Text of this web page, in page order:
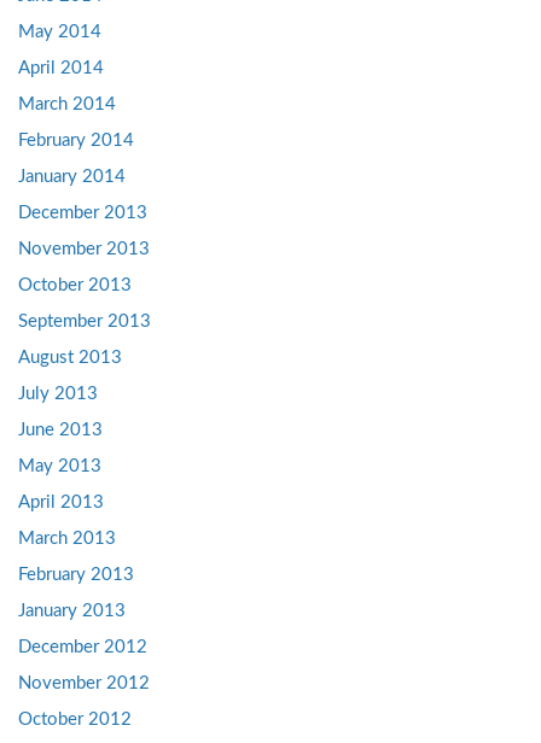
May 2014
April 2014
March 2014
February 2014
January 2014
December 2013
November 2013
October 2013
September 2013
August 2013
July 2013
June 2013
May 2013
April 2013
March 2013
February 2013
January 2013
December 2012
November 2012
October 2012